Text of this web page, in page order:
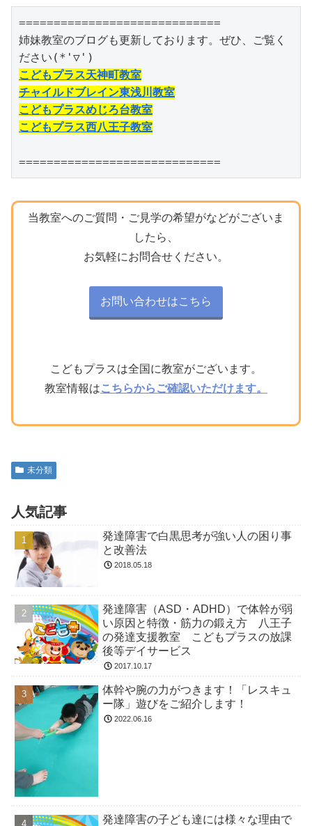
=============================
姉妹教室のブログも更新しております。ぜひ、ご覧く
こどもプラス天神町教室
チャイルドブレイン東浅川教室
こどもプラスめじろ台教室
こどもプラス西八王子教室
=============================
当教室へのご質問・ご見学の希望がなどがございま
したら、
お気軽にお問合せください。
お問い合わせはこちら
こどもプラスは全国に教室がございます。
教室情報はこちらからご確認いただけます。
未分類
人気記事
発達障害で白黒思考が強い人の困り事
と改善法
2018.05.18
発達障害（ASD・ADHD）で体幹が弱
い原因と特徴・筋力の鍛え方 八王子
の発達支援教室 こどもプラスの放課
後等デイサービス
2017.10.17
体幹や腕の力がつきます！「レスキュ
ー隊」遊びをご紹介します！
2022.06.16
発達障害の子ども達には様々な理由で